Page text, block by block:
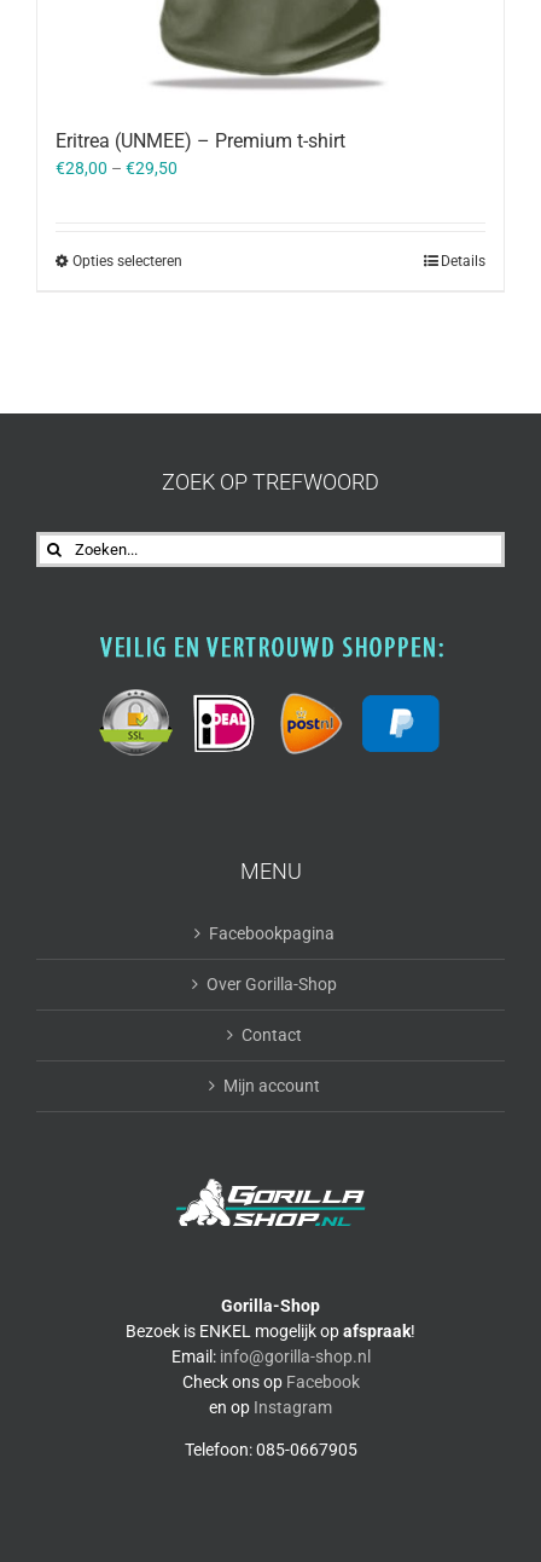
Eritrea (UNMEE) – Premium t-shirt
€28,00 – €29,50
Opties selecteren Details
ZOEK OP TREFWOORD
Zoeken
naar:
MENU
Facebookpagina
Over Gorilla-Shop
Contact
Mijn account
Gorilla-Shop
Bezoek is ENKEL mogelijk opafspraak!
Email: info@gorilla-shop.nl
Check ons op Facebook
en op Instagram
Telefoon: 085-0667905